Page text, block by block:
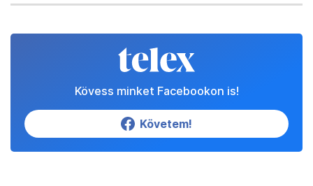
Kövess minket Facebookon is!
Követem!